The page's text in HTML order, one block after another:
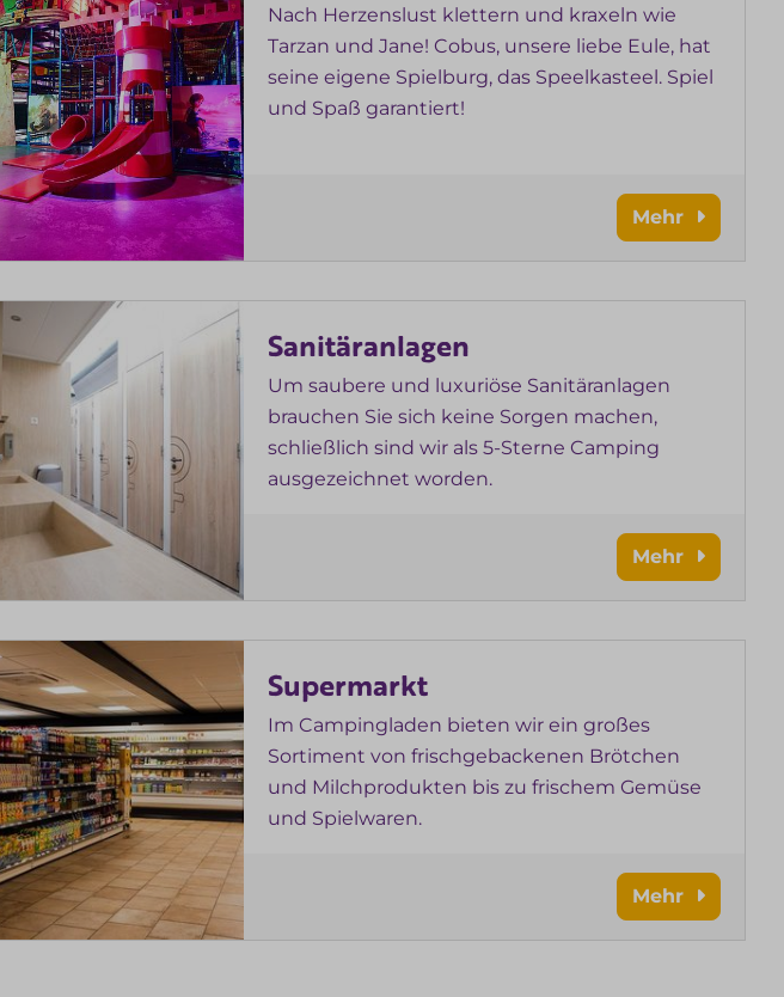
Nach Herzenslust klettern und kraxeln wie
Tarzan und Jane! Cobus, unsere liebe Eule, hat
seine eigene Spielburg, das Speelkasteel. Spiel
und Spaß garantiert!
Mehr
Sanitäranlagen
Um saubere und luxuriöse Sanitäranlagen
brauchen Sie sich keine Sorgen machen,
schließlich sind wir als 5-Sterne Camping
ausgezeichnet worden.
Mehr
Supermarkt
Im Campingladen bieten wir ein großes
Sortiment von frischgebackenen Brötchen
und Milchprodukten bis zu frischem Gemüse
und Spielwaren.
Mehr